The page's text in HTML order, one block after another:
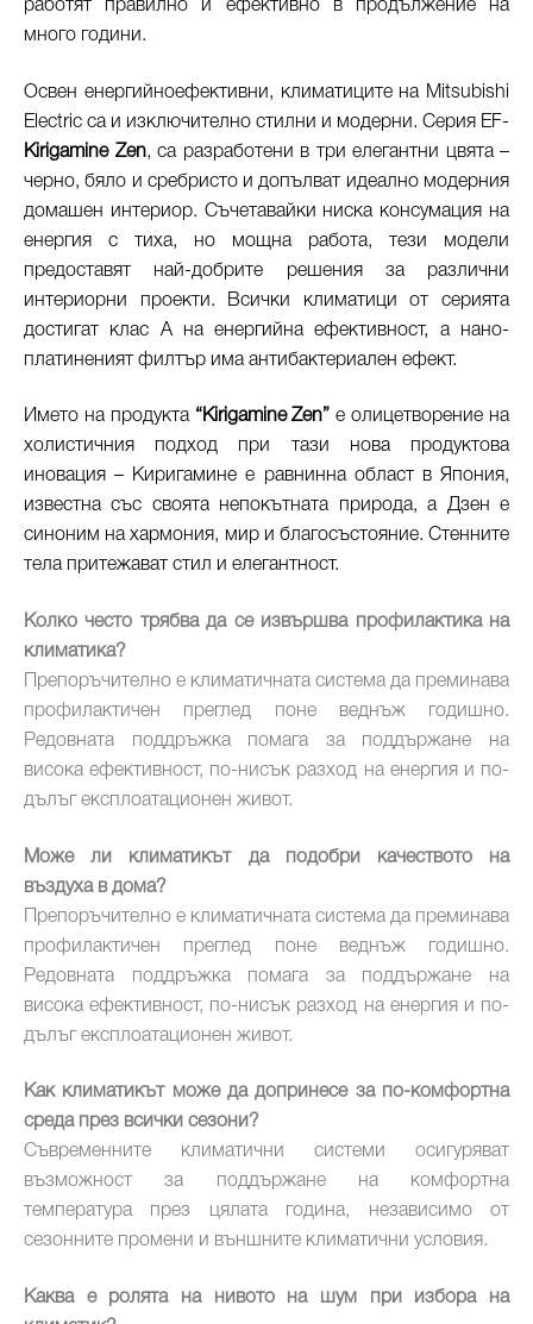
работят правилно и ефективно в продължение на
много години.
Освен енергийноефективни, климатиците на Mitsubishi
Electric са и изключително стилни и модерни. Серия EF-
Kirigamine Zen, са разработени в три елегантни цвята –
черно, бяло и сребристо и допълват идеално модерния
домашен интериор. Съчетавайки ниска консумация на
енергия с тиха, но мощна работа, тези модели
предоставят най-добрите решения за различни
интериорни проекти. Всички климатици от серията
достигат клас А на енергийна ефективност, а нано-
платиненият филтър има антибактериален ефект.
Името на продукта “Kirigamine Zen” е олицетворение на
холистичния подход при тази нова продуктова
иновация – Киригамине е равнинна област в Япония,
известна със своята непокътната природа, а Дзен е
синоним на хармония, мир и благосъстояние. Стенните
тела притежават стил и елегантност.
Колко често трябва да се извършва профилактика на
климатика?
Препоръчително е климатичната система да преминава
профилактичен преглед поне веднъж годишно.
Редовната поддръжка помага за поддържане на
висока ефективност, по-нисък разход на енергия и по-
дълъг експлоатационен живот.
Може ли климатикът да подобри качеството на
въздуха в дома?
Препоръчително е климатичната система да преминава
профилактичен преглед поне веднъж годишно.
Редовната поддръжка помага за поддържане на
висока ефективност, по-нисък разход на енергия и по-
дълъг експлоатационен живот.
Как климатикът може да допринесе за по-комфортна
среда през всички сезони?
Съвременните климатични системи осигуряват
възможност за поддържане на комфортна
температура през цялата година, независимо от
сезонните промени и външните климатични условия.
Каква е ролята на нивото на шум при избора на